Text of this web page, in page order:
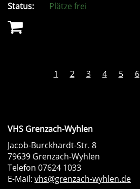
Status:
Plätze frei
1 2 3 4 5 6
VHS Grenzach-Wyhlen
Jacob-Burckhardt-Str. 8
79639 Grenzach-Wyhlen
Telefon 07624 1033
E-Mail: vhs@grenzach-wyhlen.de